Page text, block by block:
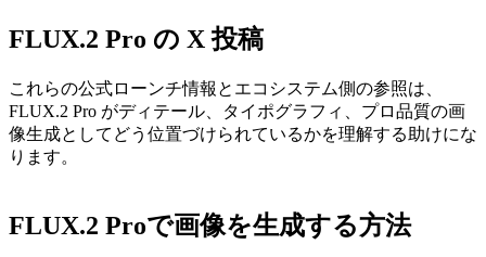
FLUX.2 Pro の X 投稿
これらの公式ローンチ情報とエコシステム側の参照は、
FLUX.2 Pro がディテール、タイポグラフィ、プロ品質の画
像生成としてどう位置づけられているかを理解する助けにな
ります。
FLUX.2 Proで画像を生成する方法